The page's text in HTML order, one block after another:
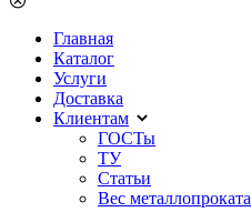
Главная
Каталог
Услуги
Доставка
Клиентам
ГОСТы
ТУ
Статьи
Вес металлопроката